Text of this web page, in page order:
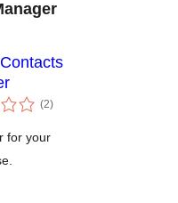
(2एकूण
मूल्यांकन
)
for your